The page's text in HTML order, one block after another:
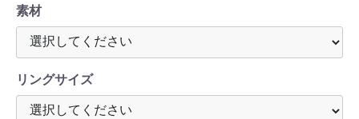
素材
リングサイズ